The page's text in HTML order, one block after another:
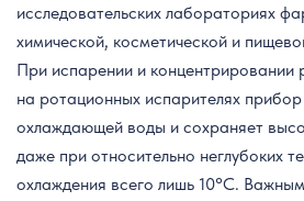
исследовательских лабораториях
химической, косметической и
При испарении и концентрировании
на ротационных испарителях
охлаждающей воды и сохраняет
даже при относительно неглубоких
охлаждения всего лишь 10°C.